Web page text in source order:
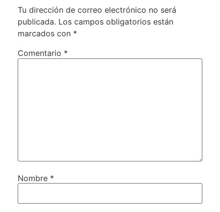
Tu dirección de correo electrónico no será
publicada. Los campos obligatorios están
marcados con *
Comentario *
Nombre *